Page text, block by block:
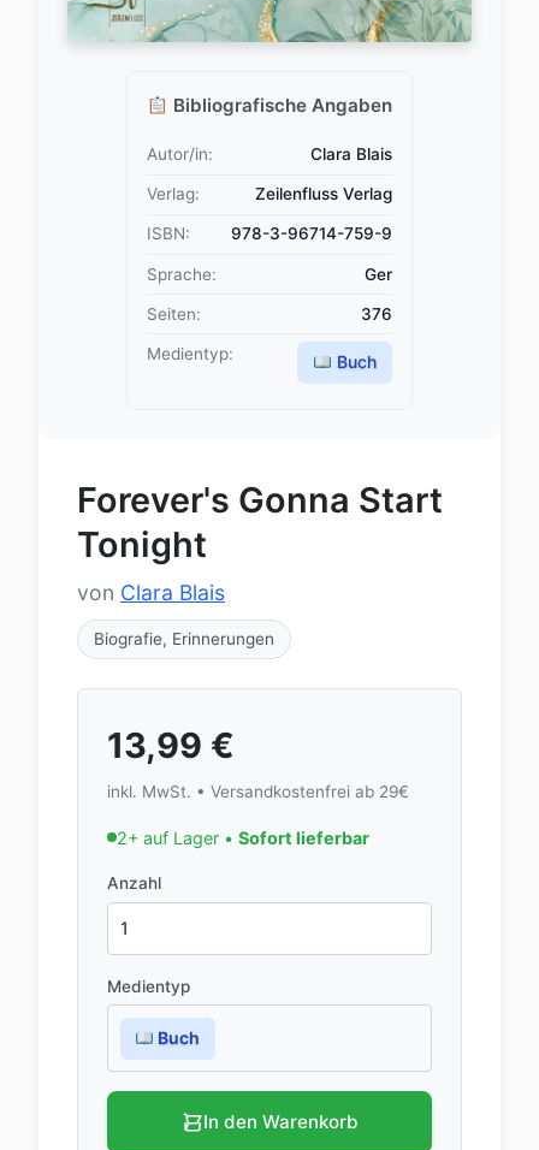
Bibliografische Angaben
Autor/in: Clara Blais
Verlag: Zeilenfluss Verlag
ISBN: 978-3-96714-759-9
Sprache: Ger
Seiten: 376
Medientyp: Buch
Forever's Gonna Start
Tonight
von Clara Blais
Biografie, Erinnerungen
13,99 €
inkl. MwSt. • Versandkostenfrei ab 29€
2+ auf Lager • Sofort lieferbar
Anzahl
Medientyp
Buch
In den Warenkorb